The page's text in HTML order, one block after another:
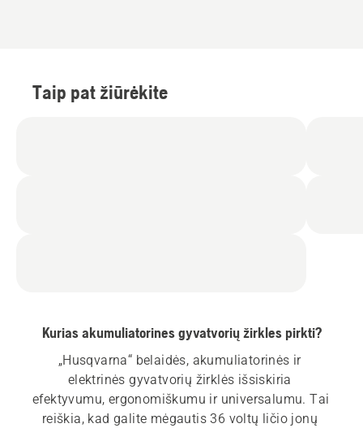
Taip pat žiūrėkite
Kurias akumuliatorines gyvatvorių žirkles pirkti?
„Husqvarna“ belaidės, akumuliatorinės ir
elektrinės gyvatvorių žirklės išsiskiria
efektyvumu, ergonomiškumu ir universalumu. Tai
reiškia, kad galite mėgautis 36 voltų ličio jonų